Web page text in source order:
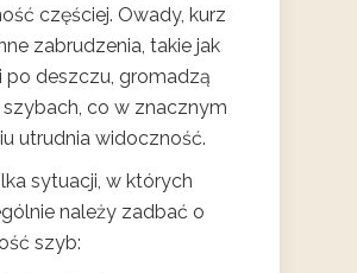
częściej. Owady, kurz
zabrudzenia, takie jak
po deszczu, gromadzą
szybach, co w znacznym
utrudnia widoczność.
sytuacji, w których
należy zadbać o
szyb: